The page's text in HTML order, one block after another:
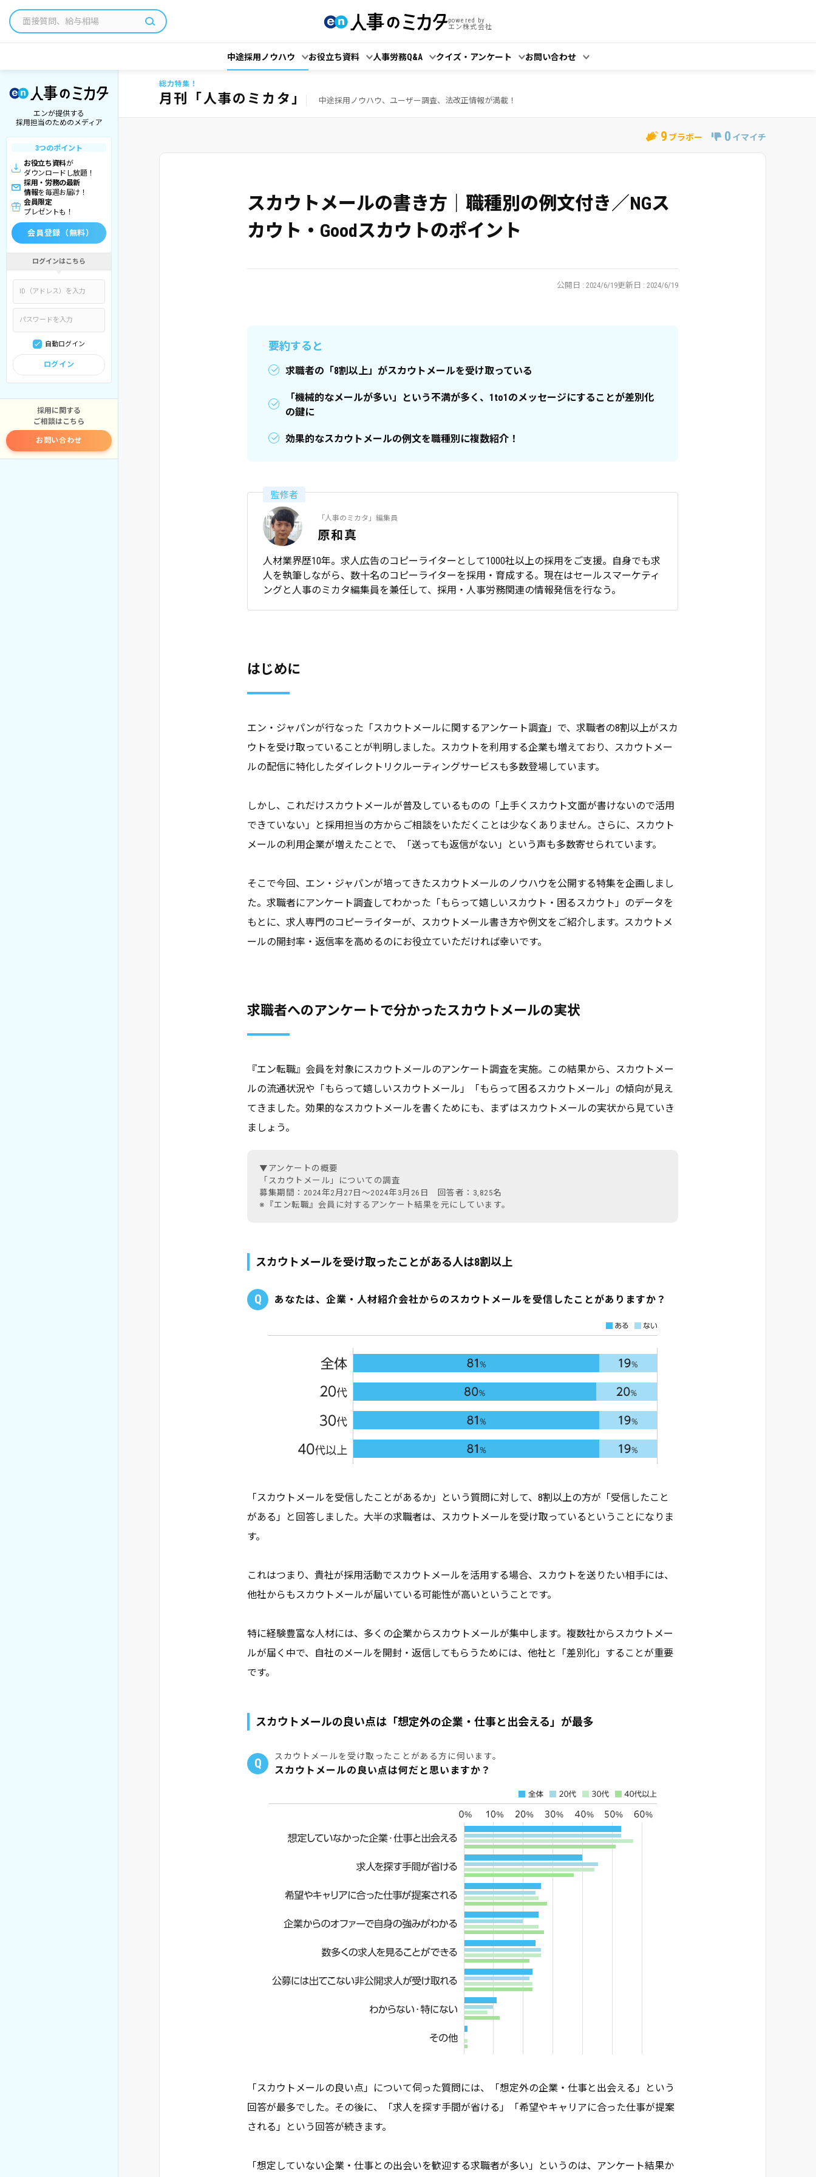
powered by
エン株式会社
中途採用ノウハウ お役立ち資料 人事労務Q&A クイズ・アンケート お問い合わせ
エンが提供する
採用担当のためのメディア
3つのポイント
お役立ち資料が
ダウンロードし放題！
採用・労務の最新
情報を毎週お届け！
会員限定
プレゼントも！
会員登録（無料）
ログインはこちら
自動ログイン
ログイン
採用に関する
ご相談はこちら
お問い合わせ
総力特集！
月刊「人事のミカタ」 中途採用ノウハウ、ユーザー調査、法改正情報が満載！
9 ブラボー 0 イマイチ
スカウトメールの書き方｜職種別の例文付き／NGス
カウト・Goodスカウトのポイント
公開日 2024/6/19更新日 2024/6/19
要約すると
求職者の「8割以上」がスカウトメールを受け取っている
「機械的なメールが多い」という不満が多く、1to1のメッセージにすることが差別化
の鍵に
効果的なスカウトメールの例文を職種別に複数紹介！
監修者
「人事のミカタ」編集員
原和真
人材業界歴10年。求人広告のコピーライターとして1000社以上の採用をご支援。自身でも求
人を執筆しながら、数十名のコピーライターを採用・育成する。現在はセールスマーケティ
ングと人事のミカタ編集員を兼任して、採用・人事労務関連の情報発信を行なう。
はじめに
エン・ジャパンが行なった「スカウトメールに関するアンケート調査」で、求職者の8割以上がスカ
ウトを受け取っていることが判明しました。スカウトを利用する企業も増えており、スカウトメー
ルの配信に特化したダイレクトリクルーティングサービスも多数登場しています。
しかし、これだけスカウトメールが普及しているものの「上手くスカウト文面が書けないので活用
できていない」と採用担当の方からご相談をいただくことは少なくありません。さらに、スカウト
メールの利用企業が増えたことで、「送っても返信がない」という声も多数寄せられています。
そこで今回、エン・ジャパンが培ってきたスカウトメールのノウハウを公開する特集を企画しまし
た。求職者にアンケート調査してわかった「もらって嬉しいスカウト・困るスカウト」のデータを
もとに、求人専門のコピーライターが、スカウトメール書き方や例文をご紹介します。スカウトメ
ールの開封率・返信率を高めるのにお役立ていただければ幸いです。
求職者へのアンケートで分かったスカウトメールの実状
『エン転職』会員を対象にスカウトメールのアンケート調査を実施。この結果から、スカウトメー
ルの流通状況や「もらって嬉しいスカウトメール」「もらって困るスカウトメール」の傾向が見え
てきました。効果的なスカウトメールを書くためにも、まずはスカウトメールの実状から見ていき
ましょう。
▼アンケートの概要
「スカウトメール」についての調査
募集期間：2024年2月27日～2024年3月26日 回答者：3,825名
※『エン転職』会員に対するアンケート結果を元にしています。
スカウトメールを受け取ったことがある人は8割以上
Q あなたは、企業・人材紹介会社からのスカウトメールを受信したことがありますか？
「スカウトメールを受信したことがあるか」という質問に対して、8割以上の方が「受信したこと
がある」と回答しました。大半の求職者は、スカウトメールを受け取っているということになりま
す。
これはつまり、貴社が採用活動でスカウトメールを活用する場合、スカウトを送りたい相手には、
他社からもスカウトメールが届いている可能性が高いということです。
特に経験豊富な人材には、多くの企業からスカウトメールが集中します。複数社からスカウトメー
ルが届く中で、自社のメールを開封・返信してもらうためには、他社と「差別化」することが重要
です。
スカウトメールの良い点は「想定外の企業・仕事と出会える」が最多
Q スカウトメールを受け取ったことがある方に伺います。
スカウトメールの良い点は何だと思いますか？
「スカウトメールの良い点」について伺った質問には、「想定外の企業・仕事と出会える」という
回答が最多でした。その後に、「求人を探す手間が省ける」「希望やキャリアに合った仕事が提案
される」という回答が続きます。
「想定していない企業・仕事との出会いを歓迎する求職者が多い」というのは、アンケート結果か